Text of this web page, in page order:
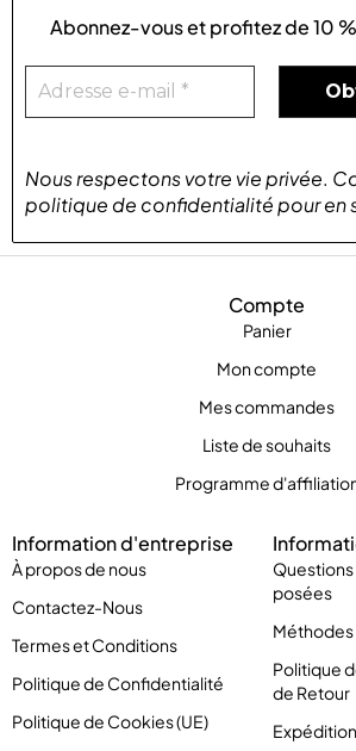
Compte
Panier
Mon compte
Mes commandes
Liste de souhaits
Programme
Information d'entreprise
À propos de nous
Contactez-Nous
Termes et Conditions
Politique de Confidentialité
Politique de Cookies (UE)
posées
Politique
de Retour
Abonnez-vous et profitez de10
Nous respectons votre vie privée.
politique de confidentialitépouren